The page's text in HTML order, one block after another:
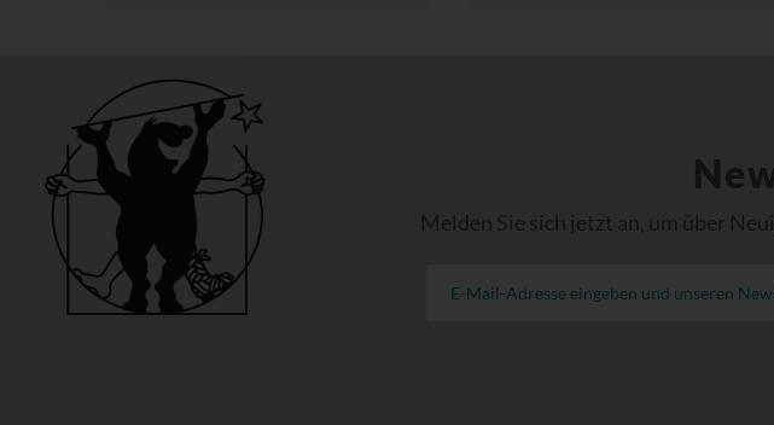
Melden Sie sich jetzt an, um über